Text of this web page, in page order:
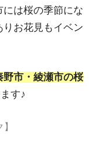
は桜の季節にな
お花見もイベン
市・綾瀬市の桜
す♪